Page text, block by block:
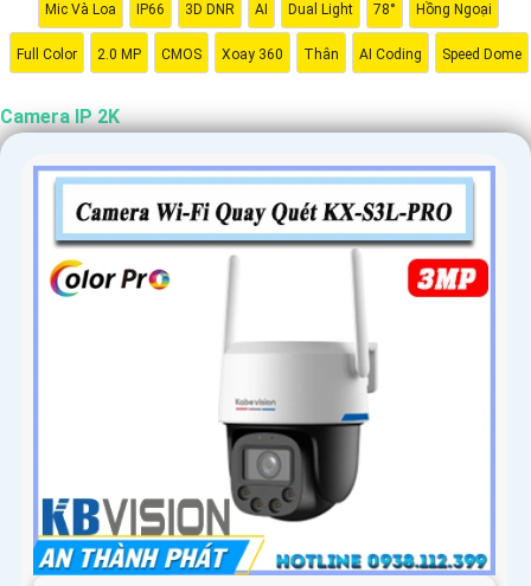
Mic Và Loa IP66 3D DNR AI Dual Light 78° Hồng Ngoại
Full Color 2.0 MP CMOS Xoay 360 Thân AI Coding Speed Dome
Camera IP 2K